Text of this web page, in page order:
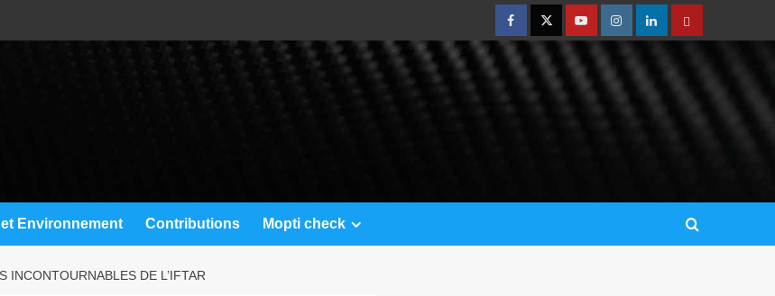
Environnement Contributions Mopti check
INCONTOURNABLES DE L’IFTAR